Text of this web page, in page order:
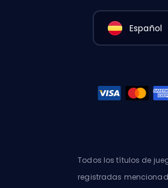
Español
Todos los títulos de
registradas